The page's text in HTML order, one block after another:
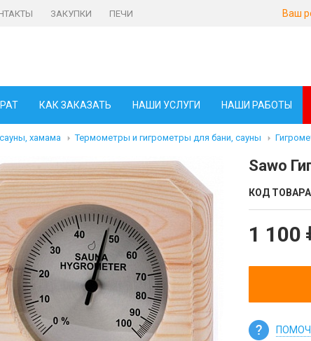
ЗАКУПКИ ПЕЧИ Ваш
КАК ЗАКАЗАТЬ НАШИ УСЛУГИ НАШИ РАБОТЫ
хамама Термометры и гигрометры для бани, сауны
Sawo
КОД
1 100